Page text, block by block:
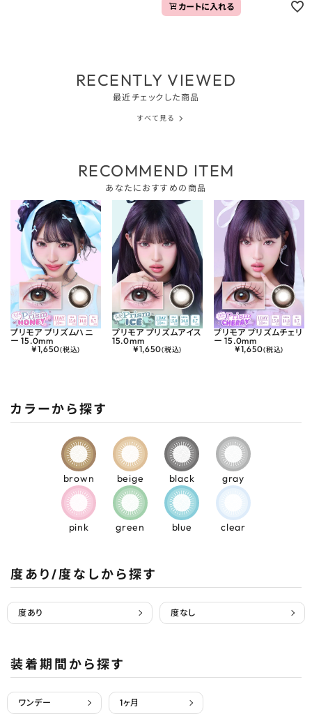
カートに入れる
RECENTLY VIEWED
最近チェックした商品
すべて見る
RECOMMEND ITEM
あなたにおすすめの商品
プリモア プリズムハニ
ー 15.0mm
¥1,650(税込)
プリモア プリズムアイス
15.0mm
¥1,650(税込)
プリモア プリズムチェリ
ー 15.0mm
¥1,650(税込)
カラーから探す
brown beige black gray
pink green blue clear
度あり/度なしから探す
度あり 度なし
装着期間から探す
ワンデー 1ヶ月